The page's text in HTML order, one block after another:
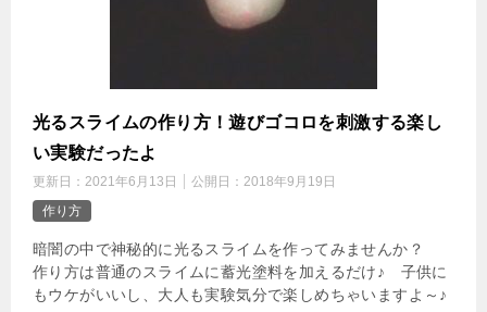
光るスライムの作り方！遊びゴコロを刺激する楽し
い実験だったよ
更新日： 2021年6月13日 公開日： 2018年9月19日
作り方
暗闇の中で神秘的に光るスライムを作ってみませんか？
作り方は普通のスライムに蓄光塗料を加えるだけ♪ 子供に
もウケがいいし、大人も実験気分で楽しめちゃいますよ～♪